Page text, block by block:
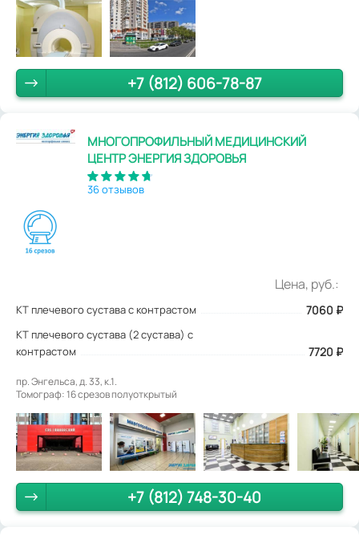
+7 (812) 606-78-87
МНОГОПРОФИЛЬНЫЙ МЕДИЦИНСКИЙ
ЦЕНТР ЭНЕРГИЯ ЗДОРОВЬЯ
36 отзывов
Цена, руб.:
КТ плечевого сустава с контрастом 7060 ₽
КТ плечевого сустава (2 сустава) с
контрастом
7720 ₽
пр. Энгельса, д. 33, к.1.
Томограф: 16 срезов полуоткрытый
+7 (812) 748-30-40